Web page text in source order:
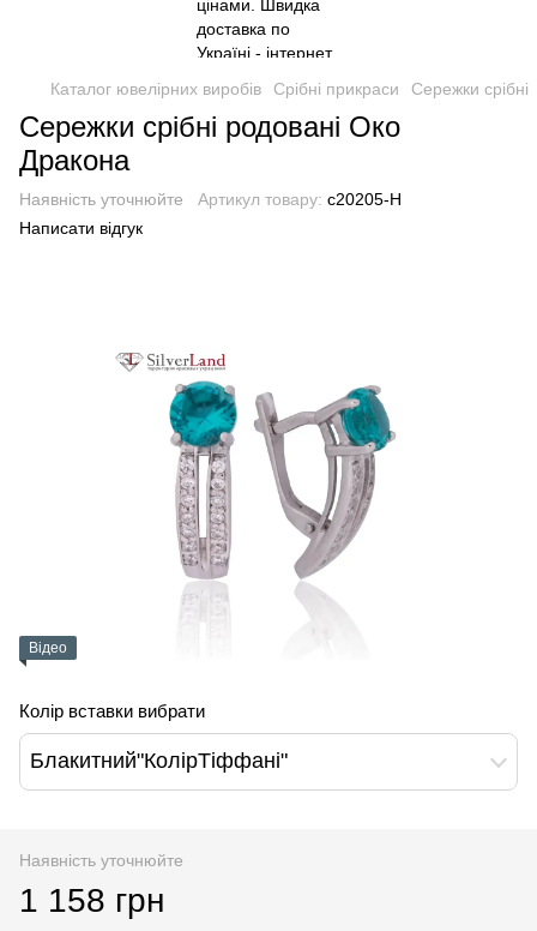
Каталог ювелірних виробів Срібні прикраси Сережки срібні
Сережки срібні родовані Око
Дракона
Наявність уточнюйте Артикул товару: с20205-H
Написати відгук
Відео
Колір вставки вибрати
Блакитний"КолірТіффані"
Наявність уточнюйте
1 158 грн